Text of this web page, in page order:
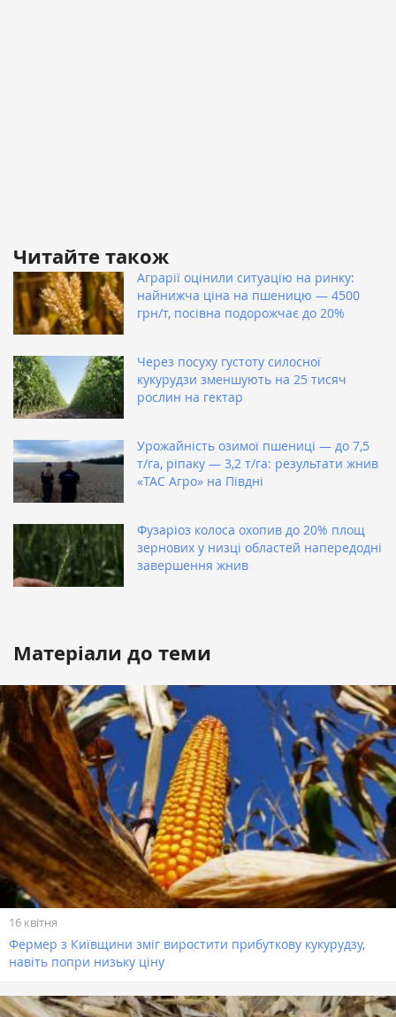
Читайте також
Аграрії оцінили ситуацію на ринку:
найнижча ціна на пшеницю — 4500
грн/т, посівна подорожчає до 20%
Через посуху густоту силосної
кукурудзи зменшують на 25 тисяч
рослин на гектар
Урожайність озимої пшениці — до 7,5
т/га, ріпаку — 3,2 т/га: результати жнив
«ТАС Агро» на Півдні
Фузаріоз колоса охопив до 20% площ
зернових у низці областей напередодні
завершення жнив
Матеріали до теми
16 квітня
Фермер з Київщини зміг виростити прибуткову кукурудзу,
навіть попри низьку ціну